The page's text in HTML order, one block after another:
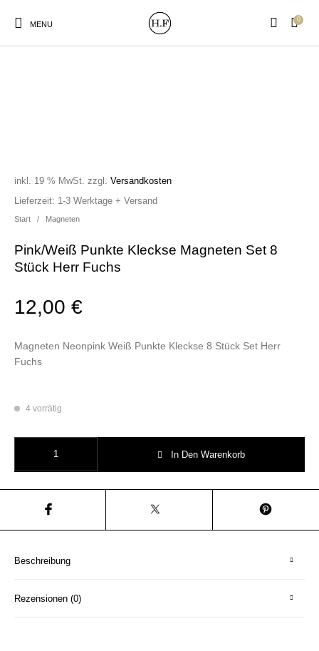
MENU
0
Gutscheine Kissen
Print:
Poster&Notizbücher
Strudia-Kampfkunst
für den Kopf
Start / Magneten
Pink/Weiß Punkte Kleckse Magneten Set 8
Stück Herr Fuchs
12,00€
inkl. 19 % MwSt. zzgl.Versandkosten
Magneten Neonpink Weiß Punkte Kleckse 8 Stück Set Herr
Fuchs
Lieferzeit: 1-3 Werktage + Versand
4 vorrätig
In Den Warenkorb
Beschreibung
Rezensionen (0)